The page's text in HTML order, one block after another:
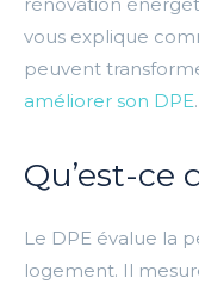
vous explique
peuvent
améliorer son DPE.
Qu’est-ce
Le DPE évalue la
logement. Il